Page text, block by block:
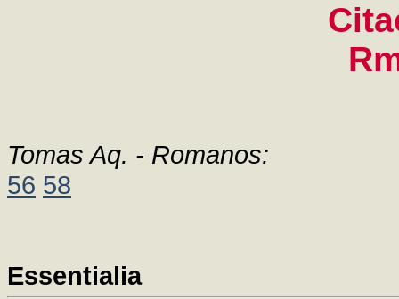
Tomas Aq. - Romanos:
56 58
Essentialia